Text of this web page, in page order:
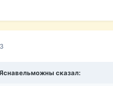
Яснавельможны сказал: